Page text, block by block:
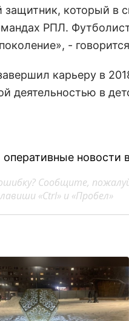
который в
РПЛ.
-
карьеру в
деятельностью в
новости
Сообщите,
«Ctrl» и «Пробел»